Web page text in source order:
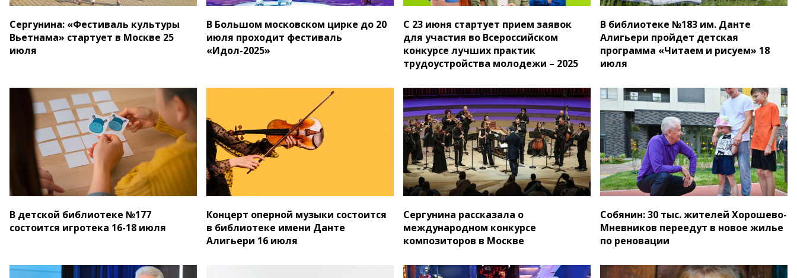
Сергунина: «Фестиваль культуры
Вьетнама» стартует в Москве 25
июля
В Большом московском цирке до 20
июля проходит фестиваль
«Идол-2025»
С 23 июня стартует прием заявок
для участия во Всероссийском
конкурсе лучших практик
трудоустройства молодежи – 2025
В библиотеке №183 им. Данте
Алигьери пройдет детская
программа «Читаем и рисуем» 18
июля
В детской библиотеке №177
состоится игротека 16-18 июля
Концерт оперной музыки состоится
в библиотеке имени Данте
Алигьери 16 июля
Сергунина рассказала о
международном конкурсе
композиторов в Москве
Собянин: 30 тыс. жителей Хорошево-
Мневников переедут в новое жилье
по реновации